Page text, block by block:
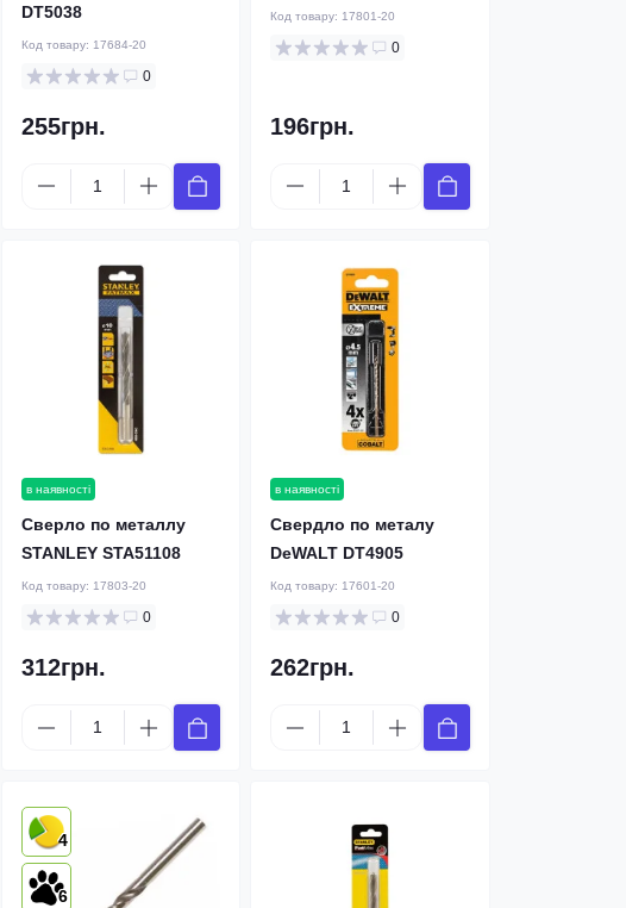
DT5038
Код товару: 17684-20
0
255грн.
Код товару: 17801-20
0
196грн.
в наявності
Cверлo по металлу
STANLEY STA51108
Код товару: 17803-20
0
312грн.
в наявності
Свердло по металу
DeWALT DT4905
Код товару: 17601-20
0
262грн.
4
6